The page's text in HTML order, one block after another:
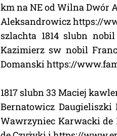
km na NE od Wilna Dwór
Aleksandrowicz https://
szlachta 1814 slubn
Kazimierz sw nobil
Domanski https://
1817 slubn 33 Maciej
Bernatowicz
Wawrzyniec Karwacki de